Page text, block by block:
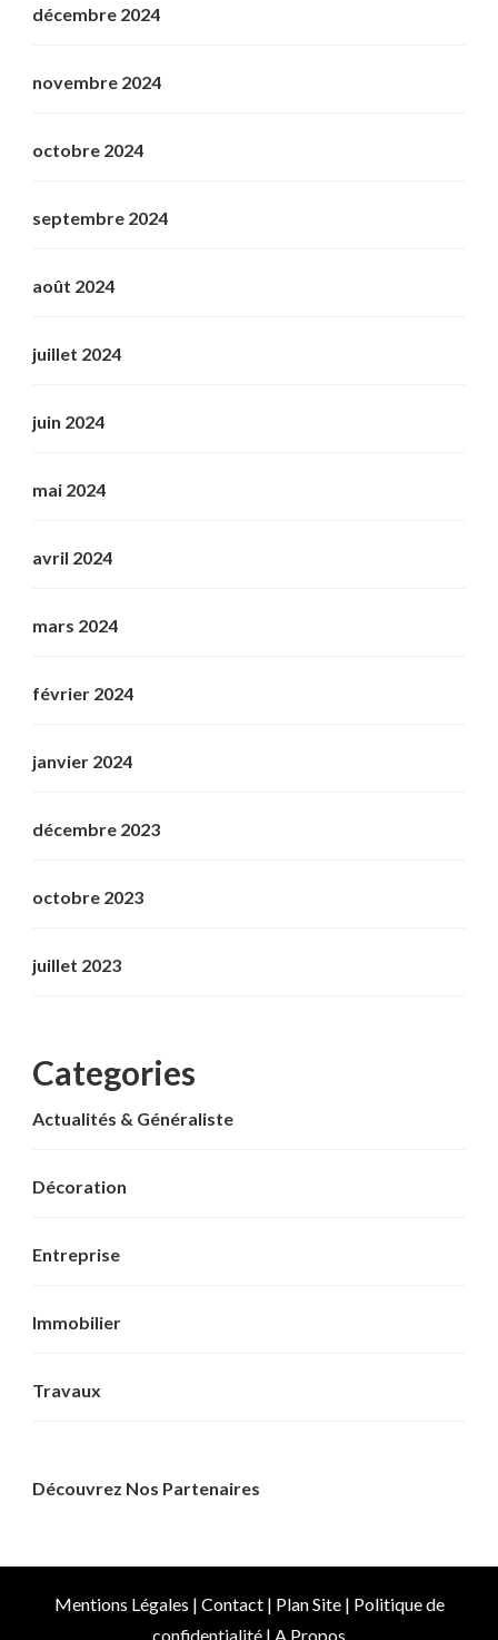
décembre 2024
novembre 2024
octobre 2024
septembre 2024
août 2024
juillet 2024
juin 2024
mai 2024
avril 2024
mars 2024
février 2024
janvier 2024
décembre 2023
octobre 2023
juillet 2023
Categories
Actualités & Généraliste
Décoration
Entreprise
Immobilier
Travaux
Découvrez Nos Partenaires
Mentions Légales | Contact| Plan Site| Politique de
confidentialité | A Propos